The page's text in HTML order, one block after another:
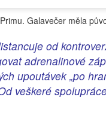
Galavečer měla
od
adrenalinové
upoutávek „po
veškeré